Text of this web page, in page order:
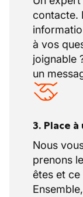
contacte.
à vos
joignable
un
3. Place
Nous
prenons
êtes et